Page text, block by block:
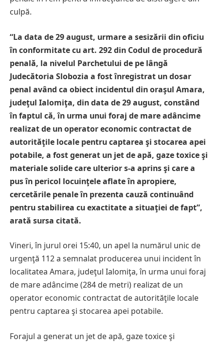
culpă.
“La data de 29 august, urmare a sesizării din oficiu
în conformitate cu art. 292 din Codul de procedură
penală, la nivelul Parchetului de pe lângă
Judecătoria Slobozia a fost înregistrat un dosar
penal având ca obiect incidentul din oraşul Amara,
judeţul Ialomiţa, din data de 29 august, constând
în faptul că, în urma unui foraj de mare adâncime
realizat de un operator economic contractat de
autorităţile locale pentru captarea şi stocarea apei
potabile, a fost generat un jet de apă, gaze toxice şi
materiale solide care ulterior s-a aprins şi care a
pus în pericol locuinţele aflate în apropiere,
cercetările penale în prezenta cauză continuând
pentru stabilirea cu exactitate a situaţiei de fapt”,
arată sursa citată.
Vineri, în jurul orei 15:40, un apel la numărul unic de
urgenţă 112 a semnalat producerea unui incident în
localitatea Amara, judeţul Ialomiţa, în urma unui foraj
de mare adâncime (284 de metri) realizat de un
operator economic contractat de autorităţile locale
pentru captarea şi stocarea apei potabile.
Forajul a generat un jet de apă, gaze toxice şi